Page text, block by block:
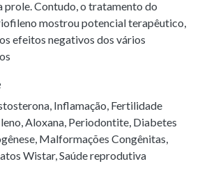
prole. Contudo, o tratamento do
mostrou potencial terapêutico,
efeitos negativos dos vários
, Inflamação, Fertilidade
,Aloxana, Periodontite, Diabetes
, Malformações Congênitas,
Wistar,Saúde reprodutiva